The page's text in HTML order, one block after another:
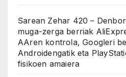
Sarean Zehar 420 –
muga-zerga berriak
AAren kontrola, Googleri
Androidengatik eta
fisikoen amaiera